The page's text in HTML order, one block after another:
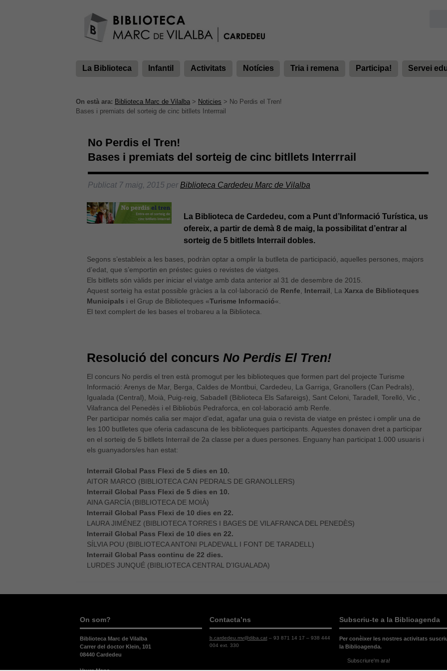
La Biblioteca Infantil Activitats Notícies Tria i remena Participa! Servei
On està ara: Biblioteca Marc de Vilalba > Noticies > No Perdis el Tren!
Bases i premiats del sorteig de cinc bitllets Interrrail
No Perdis el Tren!
Bases i premiats del sorteig de cinc bitllets Interrrail
Publicat 7 maig, 2015 perBiblioteca Cardedeu Marc de Vilalba
La Biblioteca de Cardedeu, com a Punt d’Informació Turística, us
ofereix, a partir de demà 8 de maig, la possibilitat d’entrar al
sorteig de 5 bitllets Interrail dobles.
Segons s’estableix a les bases, podràn optar a omplir la butlleta de participació, aquelles persones, majors
d’edat, que s’emportin en préstec guies o revistes de viatges.
Els bitllets són vàlids per iniciar el viatge amb data anterior al 31 de desembre de 2015.
Aquest sorteig ha estat possible gràcies a la col·laboració de Renfe Interrail , La Xarxa de Biblioteques
Municipals i el Grup de Biblioteques «Turisme Informació«.
El text complert de les bases el trobareu a la Biblioteca.
Resolució del concurs No Perdis El Tren!
El concurs No perdis el tren està promogut per les biblioteques que formen part del projecte Turisme
Informació: Arenys de Mar, Berga, Caldes de Montbui, Cardedeu, La Garriga, Granollers (Can Pedrals),
Igualada (Central), Moià, Puig-reig, Sabadell (Biblioteca Els Safareigs), Sant Celoni, Taradell, Torelló, Vic ,
Vilafranca del Penedès i el Bibliobús Pedraforca, en col·laboració amb Renfe.
Per participar només calia ser major d’edat, agafar una guia o revista de viatge en préstec i omplir una de
les 100 butlletes que oferia cadascuna de les biblioteques participants. Aquestes donaven dret a participar
en el sorteig de 5 bitllets Interrail de 2a classe per a dues persones. Enguany han participat 1.000 usuaris i
els guanyadors/es han estat:
Interrail Global Pass Flexi de 5 dies en 10.
AITOR MARCO (BIBLIOTECA CAN PEDRALS DE GRANOLLERS)
Interrail Global Pass Flexi de 5 dies en 10.
AINA GARCÍA (BIBLIOTECA DE MOIÀ)
Interrail Global Pass Flexi de 10 dies en 22.
LAURA JIMÉNEZ (BIBLIOTECA TORRES I BAGES DE VILAFRANCA DEL PENEDÈS)
Interrail Global Pass Flexi de 10 dies en 22.
SÍLVIA POU (BIBLIOTECA ANTONI PLADEVALL I FONT DE TARADELL)
Interrail Global Pass continu de 22 dies.
LURDES JUNQUÉ (BIBLIOTECA CENTRAL D’IGUALADA)
On som?
Biblioteca Marc de Vilalba
Carrer del doctor Klein, 101
08440 Cardedeu
Contacta’ns
b.cardedeu.mv@diba.cat– 93 871 14 17 – 938 444
004 ext. 330
Subscriu-te a la Biblioagenda
Per conèixer les nostres activitats
la Biblioagenda.
Subscriure'm ara!
Aquestes
opcionals,
són
necessàries
per al bon
funcionament